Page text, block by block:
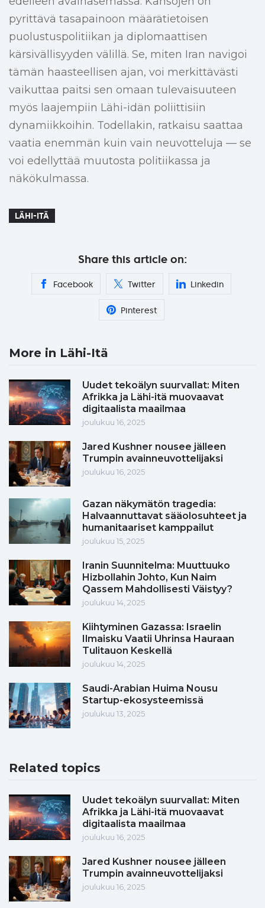
pyrittävä tasapainoon määrätietoisen
puolustuspolitiikan ja diplomaattisen
kärsivällisyyden välillä. Se, miten Iran navigoi
tämän haasteellisen ajan, voi merkittävästi
vaikuttaa paitsi sen omaan tulevaisuuteen
myös laajempiin Lähi-idän poliittisiin
dynamiikkoihin. Todellakin, ratkaisu saattaa
vaatia enemmän kuin vain neuvotteluja — se
voi edellyttää muutosta politiikassa ja
näkökulmassa.
LÄHI-ITÄ
Share this article on:
Facebook Twitter Linkedin
Pinterest
More in Lähi-Itä
Uudet tekoälyn suurvallat: Miten
Afrikka ja Lähi-itä muovaavat
digitaalista maailmaa
joulukuu 16, 2025
Jared Kushner nousee jälleen
Trumpin avainneuvottelijaksi
joulukuu 16, 2025
Gazan näkymätön tragedia:
Halvaannuttavat sääolosuhteet ja
humanitaariset kamppailut
joulukuu 15, 2025
Iranin Suunnitelma: Muuttuuko
Hizbollahin Johto, Kun Naim
Qassem Mahdollisesti Väistyy?
joulukuu 14, 2025
Kiihtyminen Gazassa: Israelin
Ilmaisku Vaatii Uhrinsa Hauraan
Tulitauon Keskellä
joulukuu 14, 2025
Saudi-Arabian Huima Nousu
Startup-ekosysteemissä
joulukuu 13, 2025
Related topics
Uudet tekoälyn suurvallat: Miten
Afrikka ja Lähi-itä muovaavat
digitaalista maailmaa
joulukuu 16, 2025
Jared Kushner nousee jälleen
Trumpin avainneuvottelijaksi
joulukuu 16, 2025